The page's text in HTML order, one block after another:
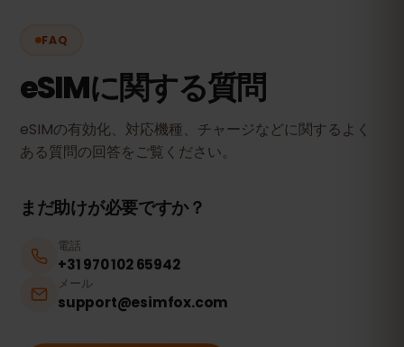
FAQ
eSIMに関する質問
eSIMの有効化、対応機種、チャージなどに関するよく
ある質問の回答をご覧ください。
まだ助けが必要ですか？
電話
+31 970 102 65942
メール
support@esimfox.com